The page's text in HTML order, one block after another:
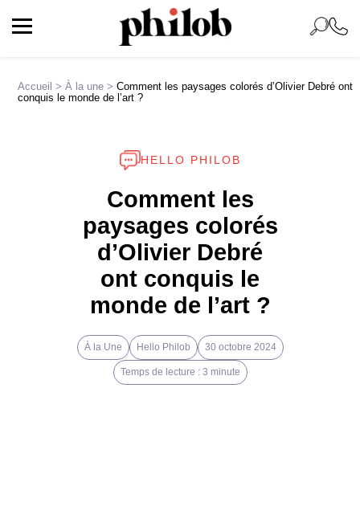
Accueil >À la une >Comment les paysages colorés d’Olivier Debré ont
conquis le monde de l’art ?
HELLO PHILOB
Comment les
paysages colorés
d’Olivier Debré
ont conquis le
monde de l’art ?
À la Une Hello Philob 30 octobre 2024
Temps de lecture : 3 minute